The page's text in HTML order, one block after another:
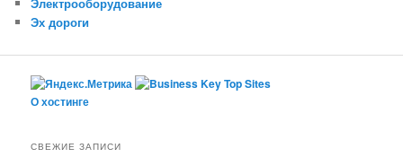
Эх дороги
О хостинге
СВЕЖИЕ ЗАПИСИ